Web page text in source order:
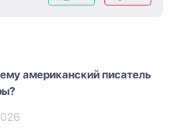
американский писатель